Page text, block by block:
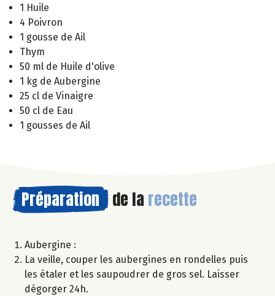
1 Huile
4 Poivron
1 gousse de Ail
Thym
50 ml de Huile d'olive
1 kg de Aubergine
25 cl de Vinaigre
50 cl de Eau
1 gousses de Ail
Préparation de la recette
Aubergine :
La veille, couper les aubergines en rondelles puis
les étaler et les saupoudrer de gros sel. Laisser
dégorger 24h.